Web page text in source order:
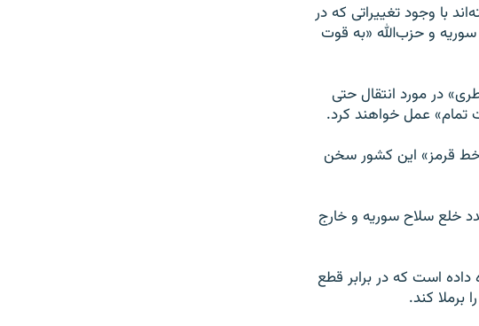
با وجود تغییراتی که در
و حزب‌الله «به قوت
در مورد انتقال حتی
تمام» عمل خواهند کرد.
«خط قرمز» این کشور سخن
خلع سلاح سوریه و خارج
داده است که در برابر قطع
برملا کند.